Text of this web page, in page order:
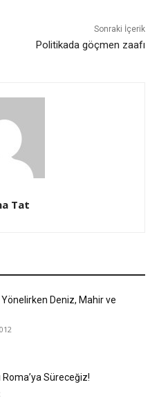
Sonraki İçerik
Politikada göçmen zaafı
Tat
Deniz, Mahir ve
Roma’ya Süreceğiz!